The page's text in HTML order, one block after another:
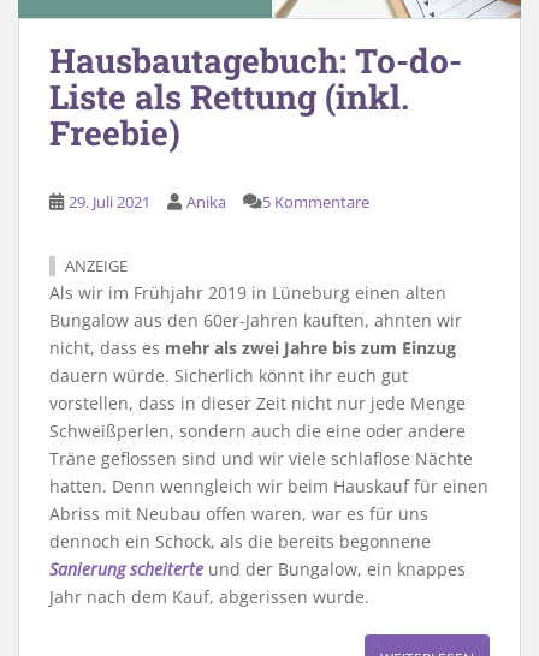
Hausbautagebuch: To-do-
Liste als Rettung (inkl.
Freebie)
29. Juli 2021 Anika 5 Kommentare
ANZEIGE
Als wir im Frühjahr 2019 in Lüneburg einen alten
Bungalow aus den 60er-Jahren kauften, ahnten wir
nicht, dass es mehr als zwei Jahre bis zum Einzug
dauern würde. Sicherlich könnt ihr euch gut
vorstellen, dass in dieser Zeit nicht nur jede Menge
Schweißperlen, sondern auch die eine oder andere
Träne geflossen sind und wir viele schlaflose Nächte
hatten. Denn wenngleich wir beim Hauskauf für einen
Abriss mit Neubau offen waren, war es für uns
dennoch ein Schock, als die bereits begonnene
Sanierung scheiterte und der Bungalow, ein knappes
Jahr nach dem Kauf, abgerissen wurde.